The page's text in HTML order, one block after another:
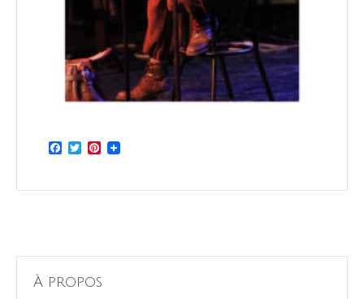
Facebook
TwitterPinterest
À propos